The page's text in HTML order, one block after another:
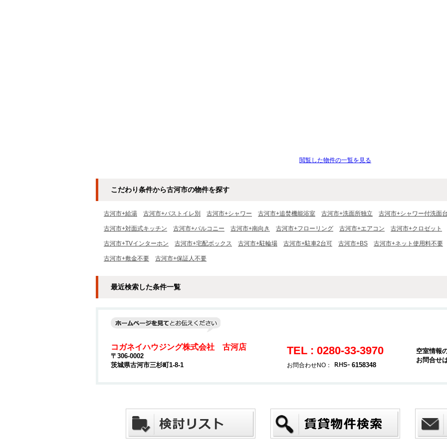
閲覧した物件の一覧を見る
こだわり条件から古河市の物件を探す
古河市+給湯 古河市+バストイレ別 古河市+シャワー 古河市+追焚機能浴室 古河市+洗面所独立 古河市+シャワー付洗面台
古河市+対面式キッチン 古河市+バルコニー 古河市+南向き 古河市+フローリング 古河市+エアコン 古河市+クロゼット
古河市+TVインターホン 古河市+宅配ボックス 古河市+駐輪場 古河市+駐車2台可 古河市+BS 古河市+ネット使用料不要
古河市+敷金不要 古河市+保証人不要
最近検索した条件一覧
コガネイハウジング株式会社 古河店
〒306-0002
茨城県古河市三杉町1-8-1
TEL : 0280-33-3970
お問合わせNO： 6158348
空室情報
お問合せ